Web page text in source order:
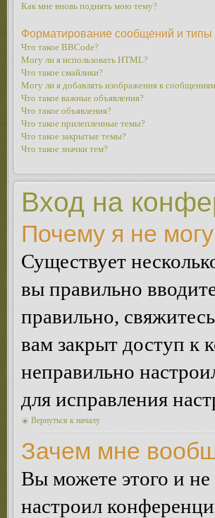
Как мне вновь поднять мою тему?
Форматирование сообщений и типы
Что такое BBCode?
Могу ли я использовать HTML?
Что такое смайлики?
Могу ли я добавлять изображения к
Что такое важные объявления?
Что такое объявления?
Что такое прилепленные темы?
Что такое закрытые темы?
Что такое значки тем?
Вход на
Почему я не
Существует
вы правильно
правильно,
вам закрыт доступ к
неправильно
для исправления
Вернуться к началу
Зачем мне
Вы можете этого и не
настроил